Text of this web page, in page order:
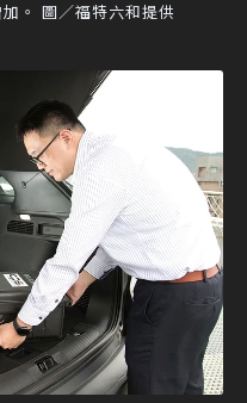
。 圖／福特六和提供